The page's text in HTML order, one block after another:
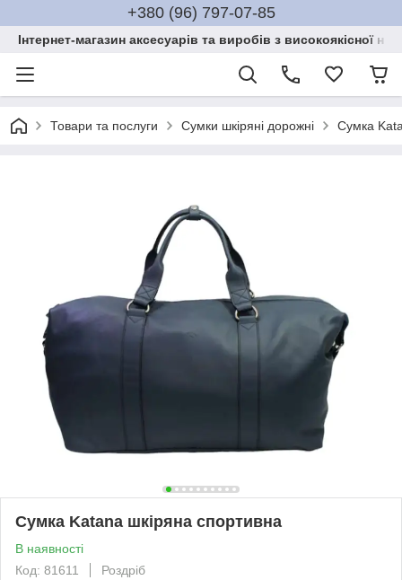
+380 (96) 797-07-85
Інтернет-магазин аксесуарів та виробів з високоякісної
Товари та послуги Сумки шкіряні дорожні Сумка
Сумка Katana шкіряна спортивна
В наявності
Код: 81611
Роздріб